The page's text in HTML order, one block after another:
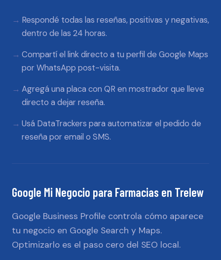
Respondé todas las reseñas, positivas y negativas,
dentro de las 24 horas.
Compartí el link directo a tu perfil de Google Maps
por WhatsApp post-visita.
Agregá una placa con QR en mostrador que lleve
directo a dejar reseña.
Usá DataTrackers para automatizar el pedido de
reseña por email o SMS.
Google Mi Negocio para Farmacias en Trelew
Google Business Profile controla cómo aparece
tu negocio en Google Search y Maps.
Optimizarlo es el paso cero del SEO local.